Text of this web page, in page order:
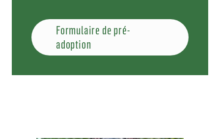
Formulaire de pré-
adoption